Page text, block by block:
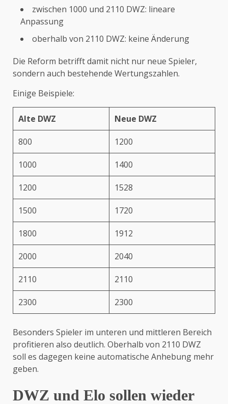
zwischen 1000 und 2110 DWZ: lineare
Anpassung
oberhalb von 2110 DWZ: keine Änderung
Die Reform betrifft damit nicht nur neue Spieler,
sondern auch bestehende Wertungszahlen.
Einige Beispiele:
Alte DWZ Neue DWZ
800 1200
1000 1400
1200 1528
1500 1720
1800 1912
2000 2040
2110 2110
2300 2300
Besonders Spieler im unteren und mittleren Bereich
profitieren also deutlich. Oberhalb von 2110 DWZ
soll es dagegen keine automatische Anhebung mehr
geben.
DWZ und Elo sollen wieder